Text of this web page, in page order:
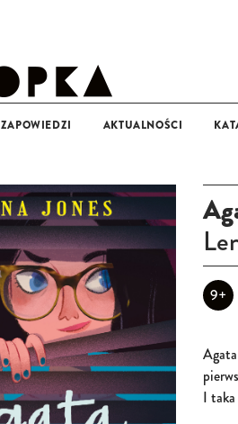
ZAPOWIEDZI AKTUALNOŚCI
9+
I taka